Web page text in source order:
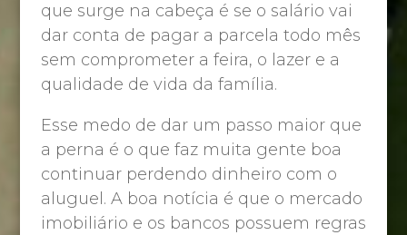
que surge na cabeça é se o salário vai
dar conta de pagar a parcela todo mês
sem comprometer a feira, o lazer e a
qualidade de vida da família.
Esse medo de dar um passo maior que
a perna é o que faz muita gente boa
continuar perdendo dinheiro com o
aluguel. A boa notícia é que o mercado
imobiliário e os bancos possuem regras